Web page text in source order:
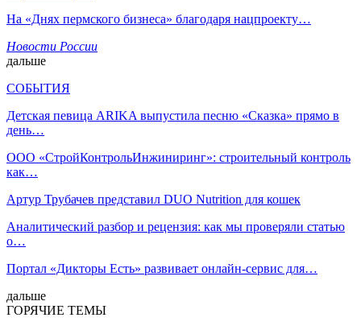
На «Днях пермского бизнеса» благодаря нацпроекту…
Новости России
дальше
СОБЫТИЯ
Детская певица ARIKA выпустила песню «Сказка» прямо в
день…
ООО «СтройКонтрольИнжиниринг»: строительный контроль
как…
Артур Трубачев представил DUO Nutrition для кошек
Аналитический разбор и рецензия: как мы проверяли статью
о…
Портал «Дикторы Есть» развивает онлайн-сервис для…
дальше
ГОРЯЧИЕ ТЕМЫ